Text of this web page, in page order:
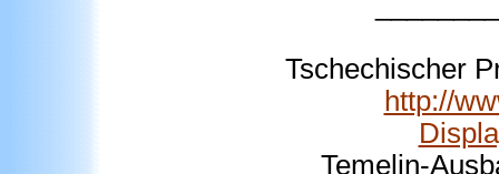
Tschechischer
http://
Temelin-